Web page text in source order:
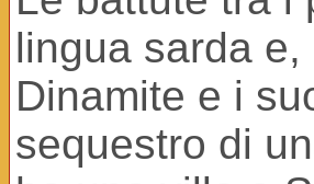
lingua sarda
Dinamite e i
sequestro di